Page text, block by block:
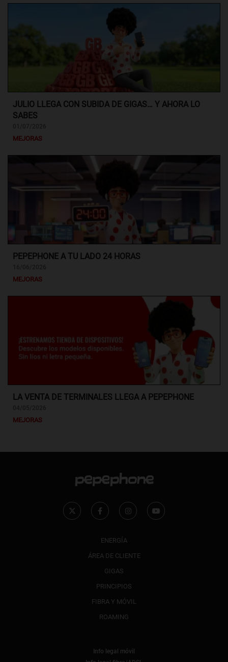
JULIO LLEGA CON SUBIDA DE GIGAS… Y AHORA LO
SABES
MEJORAS
PEPEPHONE A TU LADO 24 HORAS
MEJORAS
LA VENTA DE TERMINALES LLEGA A PEPEPHONE
MEJORAS
ENERGÍA
ÁREA DE CLIENTE
GIGAS
PRINCIPIOS
FIBRA Y MÓVIL
ROAMING
Info legal móvil